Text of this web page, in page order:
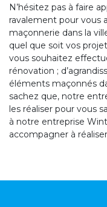
N’hésitez pas à faire
ravalement pour vous
maçonnerie dans la
quel que soit vos
vous souhaitez
rénovation ;
éléments maçonnés
sachez que, notre
les réaliser pour vous
à notre entreprise
accompagner à